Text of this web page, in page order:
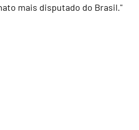
mais disputado do Brasil."